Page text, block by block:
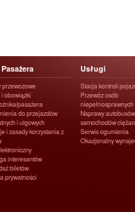
przewozowe
obowiązki
pasażera
do przejazdów
i ulgowych
i zasady korzystania z
interesantów
biletów
prywatności
Usługi
Stacja kontroli
Przewóz osób
niepełnosprawnych
Naprawy
samochodów
Serwis ogumienia
Okazjonalny